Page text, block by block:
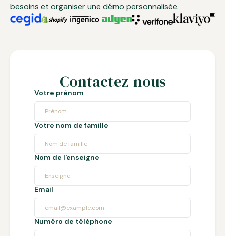
besoins et organiser une démo personnalisée.
Contactez-nous
Votre prénom
Votre nom de famille
Nom de l'enseigne
Email
Numéro de téléphone